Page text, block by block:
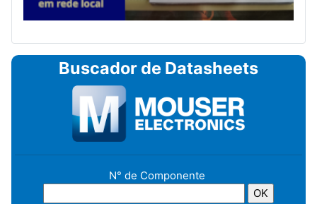
Buscador de Datasheets
N° de Componente